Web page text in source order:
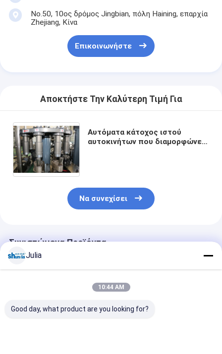
No.50, 10ος δρόμος Jingbian, πόλη Haining, επαρχία
Zhejiang, Κίνα
Επικοινωνήστε
Αποκτήστε Την Καλύτερη Τιμή Για
Αυτόματα κάτοχος ιστού
αυτοκινήτων που διαμορφώνει
Να συνεχίσει
Συνιστώμενα Προϊόντα
Julia
10:44 AM
Good day, what product are you looking for?